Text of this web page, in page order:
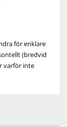
för enklare
(bredvid
varför inte